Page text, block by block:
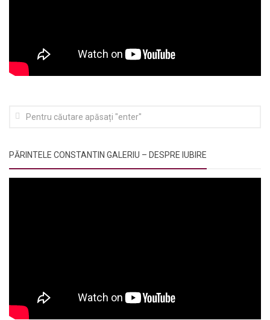
PĂRINTELE CONSTANTIN GALERIU – DESPRE IUBIRE